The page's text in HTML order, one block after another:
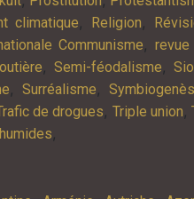
climatique, Religion,
Communisme,
, Semi-féodalisme,
, Surréalisme,
de drogues, Triple union,
,